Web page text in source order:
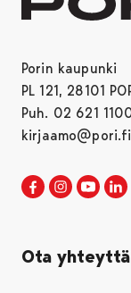
Porin kaupunki
PL 121, 28101
Puh. 02 621
kirjaamo@pori.fi
Porin
Avautuu
Porin
Avautuu
Ota yhteyttä